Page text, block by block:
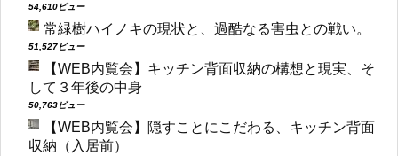
54,610ビュー
常緑樹ハイノキの現状と、過酷なる害虫との戦い。
51,527ビュー
【WEB内覧会】キッチン背面収納の構想と現実、そ
して３年後の中身
50,763ビュー
【WEB内覧会】隠すことにこだわる、キッチン背面
収納（入居前）